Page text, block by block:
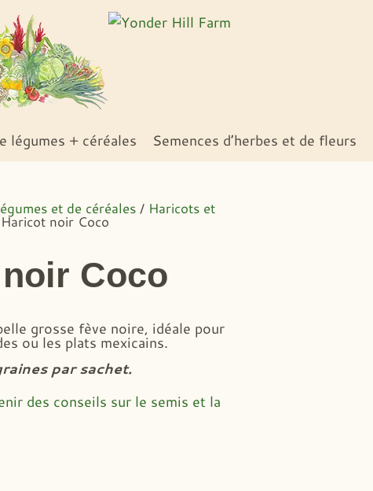
légumes + céréales Semences d’herbes et de fleurs
et de céréales / Haricots et
noir Coco
Coco
grosse fève noire, idéale pour
ou les plats mexicains.
par sachet.
des conseils sur le semis et la